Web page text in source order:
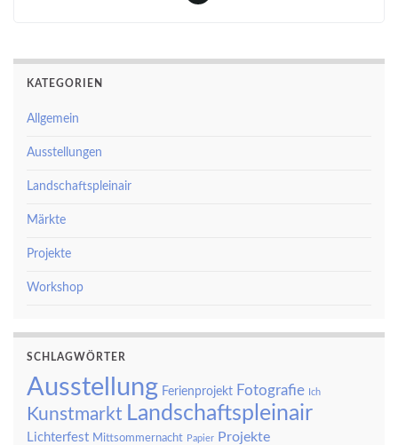
KATEGORIEN
Allgemein
Ausstellungen
Landschaftspleinair
Märkte
Projekte
Workshop
SCHLAGWÖRTER
Ausstellung Ferienprojekt Fotografie Ich
Kunstmarkt Landschaftspleinair
Lichterfest Mittsommernacht Papier Projekte